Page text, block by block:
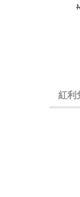
風
古
紅利